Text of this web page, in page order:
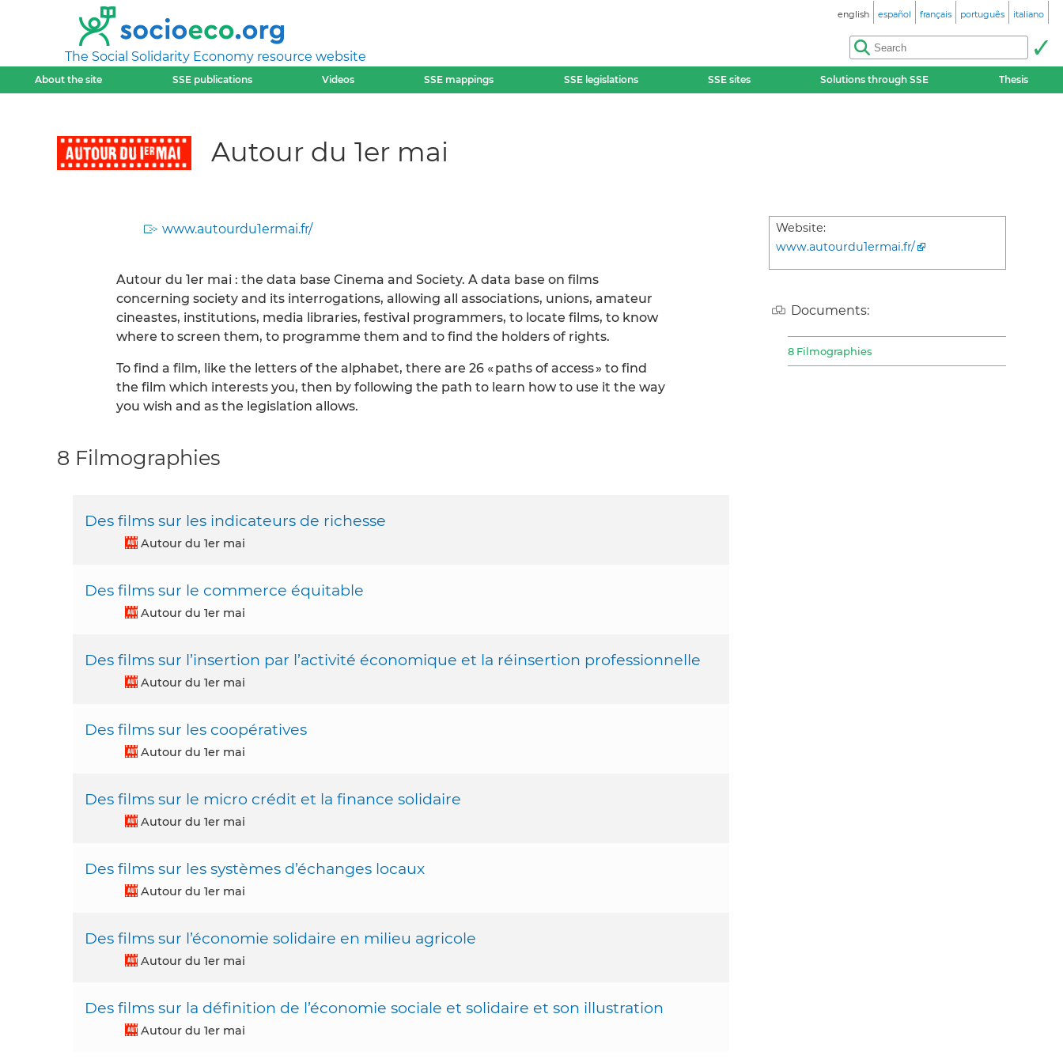
The Social Solidarity Economy resource website
english español français português italiano
About the site SSE publications Videos SSE mappings SSE legislations SSE sites Solutions through SSE Thesis
Autour du 1er mai
www.autourdu1ermai.fr/
Autour du 1er mai : the data base Cinema and Society. A data base on films
concerning society and its interrogations, allowing all associations, unions, amateur
cineastes, institutions, media libraries, festival programmers, to locate films, to know
where to screen them, to programme them and to find the holders of rights.
To find a film, like the letters of the alphabet, there are 26 « paths of access » to find
the film which interests you, then by following the path to learn how to use it the way
you wish and as the legislation allows.
Website:
www.autourdu1ermai.fr/
Documents:
8 Filmographies
8 Filmographies
Des films sur les indicateurs de richesse
Autour du 1er mai
Des films sur le commerce équitable
Autour du 1er mai
Des films sur l’insertion par l’activité économique et la réinsertion professionnelle
Autour du 1er mai
Des films sur les coopératives
Autour du 1er mai
Des films sur le micro crédit et la finance solidaire
Autour du 1er mai
Des films sur les systèmes d’échanges locaux
Autour du 1er mai
Des films sur l’économie solidaire en milieu agricole
Autour du 1er mai
Des films sur la définition de l’économie sociale et solidaire et son illustration
Autour du 1er mai